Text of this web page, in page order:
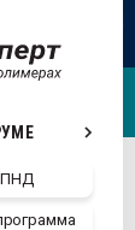
ПНД